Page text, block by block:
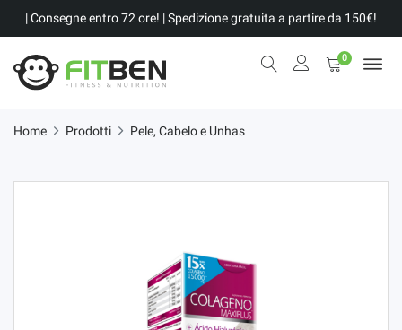
| Consegne entro 72 ore! | Spedizione gratuita a partire da 150€!
0
Home Prodotti Pele, Cabelo e Unhas